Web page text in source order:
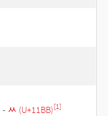
- ᆻ (U+11BB)[1]